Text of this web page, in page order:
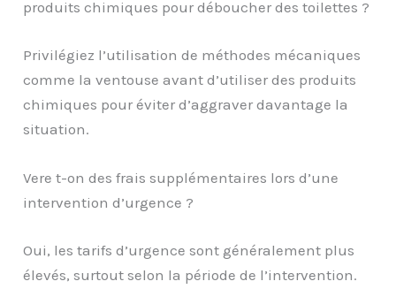
produits chimiques pour déboucher des toilettes ?
Privilégiez l’utilisation de méthodes mécaniques
comme la ventouse avant d’utiliser des produits
chimiques pour éviter d’aggraver davantage la
situation.
Vere t-on des frais supplémentaires lors d’une
intervention d’urgence ?
Oui, les tarifs d’urgence sont généralement plus
élevés, surtout selon la période de l’intervention.